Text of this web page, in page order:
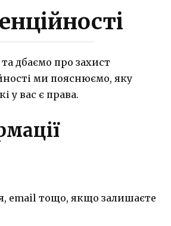
дбаємо про захист
ми пояснюємо, яку
у вас є права.
email тощо, якщо залишаєте